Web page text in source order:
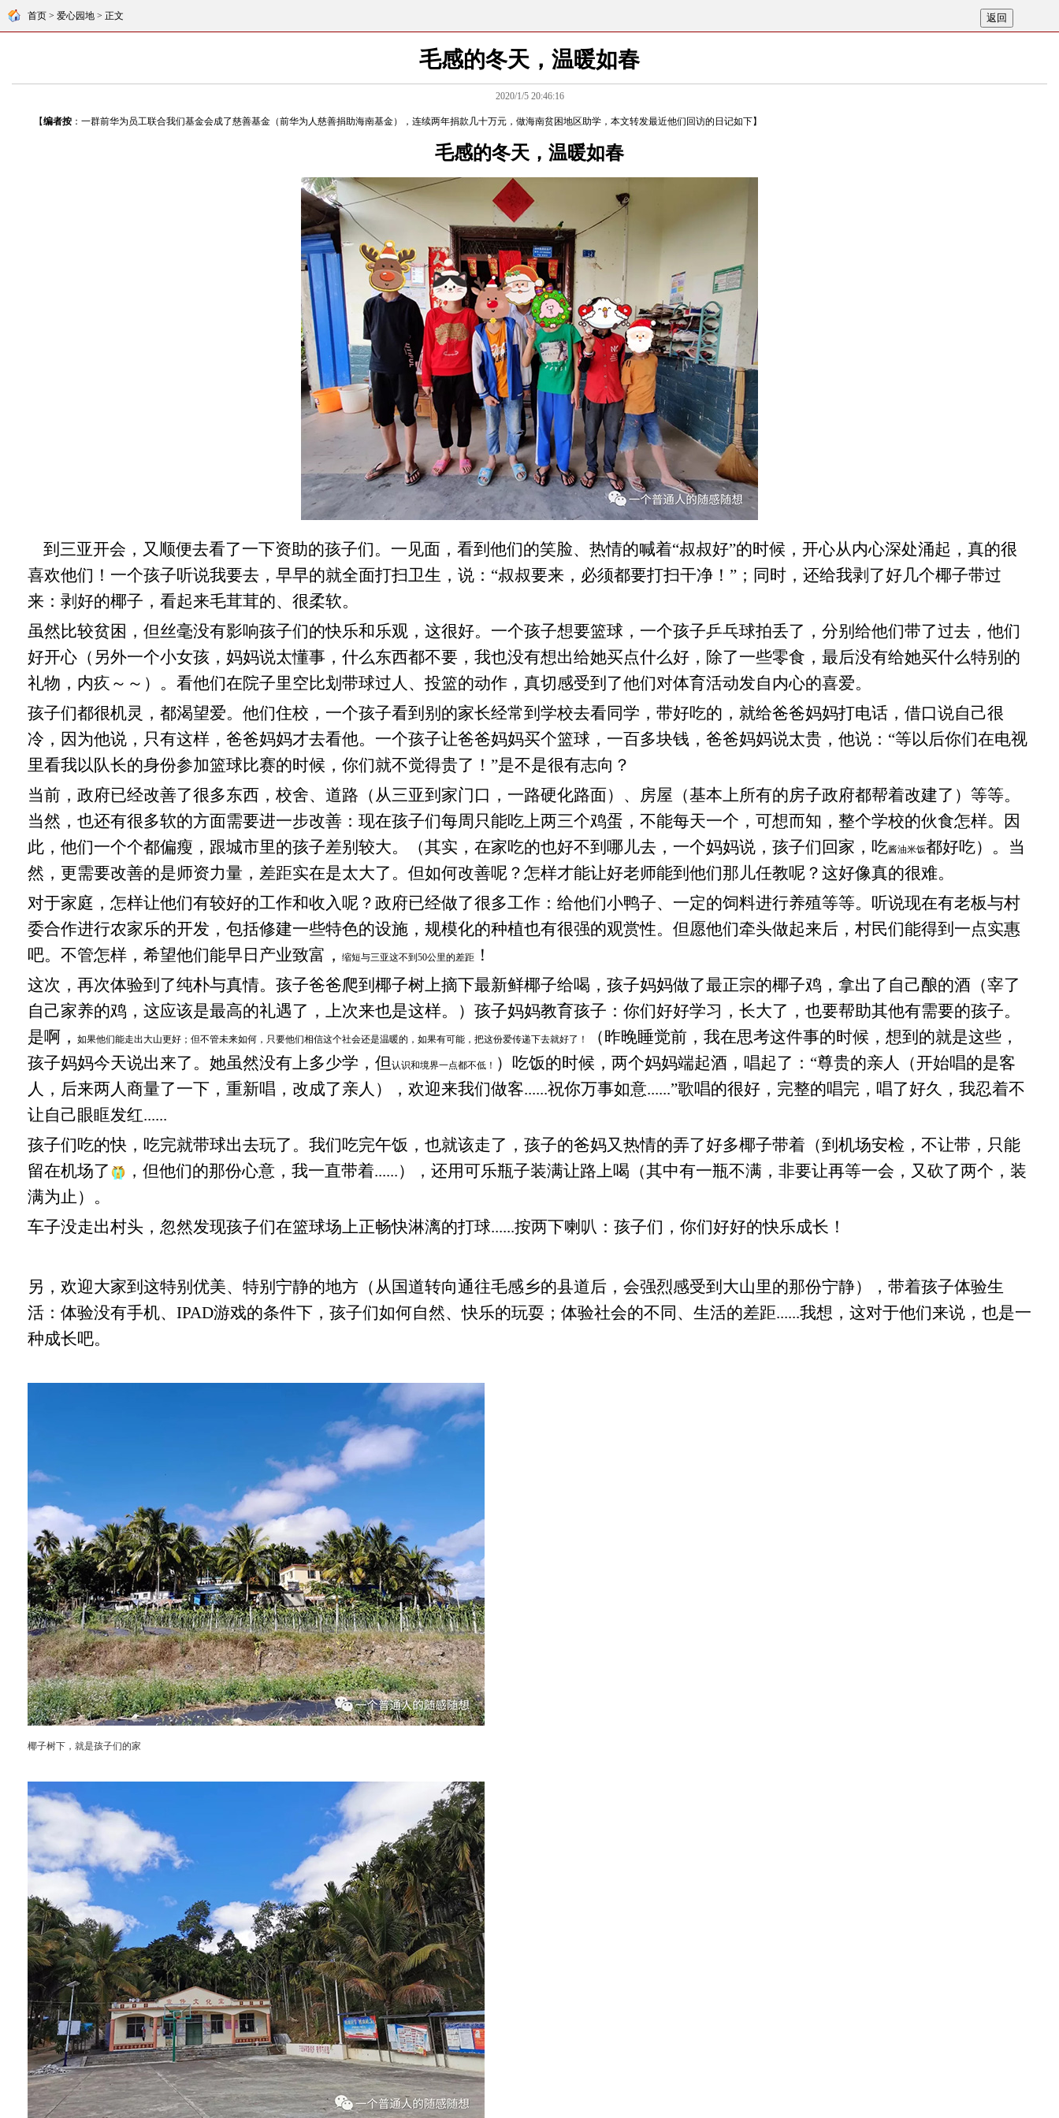
首页 > 爱心园地 > 正文
毛感的冬天，温暖如春
2020/1/5 20:46:16
【编者按 ：一群前华为员工联合我们基金会成了慈善基金（前华为人慈善捐助海南基金），连续两年捐款几十万元，做海南贫困地区助学，本文转发最近他们回访的日记如下】
毛感的冬天，温暖如春
到三亚开会，又顺便去看了一下资助的孩子们。一见面，看到他们的笑脸、热情的喊着“叔叔好”的时候，开心从内心深处涌起，真的很
喜欢他们！一个孩子听说我要去，早早的就全面打扫卫生，说：“叔叔要来，必须都要打扫干净！”；同时，还给我剥了好几个椰子带过
来：剥好的椰子，看起来毛茸茸的、很柔软。
虽然比较贫困，但丝毫没有影响孩子们的快乐和乐观，这很好。一个孩子想要篮球，一个孩子乒乓球拍丢了，分别给他们带了过去，他们
好开心（另外一个小女孩，妈妈说太懂事，什么东西都不要，我也没有想出给她买点什么好，除了一些零食，最后没有给她买什么特别的
礼物，内疚～～）。看他们在院子里空比划带球过人、投篮的动作，真切感受到了他们对体育活动发自内心的喜爱。
孩子们都很机灵，都渴望爱。他们住校，一个孩子看到别的家长经常到学校去看同学，带好吃的，就给爸爸妈妈打电话，借口说自己很
冷，因为他说，只有这样，爸爸妈妈才去看他。一个孩子让爸爸妈妈买个篮球，一百多块钱，爸爸妈妈说太贵，他说：“等以后你们在电视
里看我以队长的身份参加篮球比赛的时候，你们就不觉得贵了！”是不是很有志向？
当前，政府已经改善了很多东西，校舍、道路（从三亚到家门口，一路硬化路面）、房屋（基本上所有的房子政府都帮着改建了）等等。
当然，也还有很多软的方面需要进一步改善：现在孩子们每周只能吃上两三个鸡蛋，不能每天一个，可想而知，整个学校的伙食怎样。因
此，他们一个个都偏瘦，跟城市里的孩子差别较大。（其实，在家吃的也好不到哪儿去，一个妈妈说，孩子们回家，吃酱油米饭都好吃）。当
然，更需要改善的是师资力量，差距实在是太大了。但如何改善呢？怎样才能让好老师能到他们那儿任教呢？这好像真的很难。
对于家庭，怎样让他们有较好的工作和收入呢？政府已经做了很多工作：给他们小鸭子、一定的饲料进行养殖等等。听说现在有老板与村
委合作进行农家乐的开发，包括修建一些特色的设施，规模化的种植也有很强的观赏性。但愿他们牵头做起来后，村民们能得到一点实惠
吧。不管怎样，希望他们能早日产业致富，
缩短与三亚这不到50公里的差距
！
这次，再次体验到了纯朴与真情。孩子爸爸爬到椰子树上摘下最新鲜椰子给喝，孩子妈妈做了最正宗的椰子鸡，拿出了自己酿的酒（宰了
自己家养的鸡，这应该是最高的礼遇了，上次来也是这样。）孩子妈妈教育孩子：你们好好学习，长大了，也要帮助其他有需要的孩子。
是啊，
如果他们能走出大山更好；但不管未来如何，只要他们相信这个社会还是温暖的，如果有可能，把这份爱传递下去就好了！
（昨晚睡觉前，我在思考这件事的时候，想到的就是这些，
孩子妈妈今天说出来了。她虽然没有上多少学，但认识和境界一点都不低！ ）吃饭的时候，两个妈妈端起酒，唱起了：“尊贵的亲人（开始唱的是客
人，后来两人商量了一下，重新唱，改成了亲人），欢迎来我们做客......祝你万事如意......”歌唱的很好，完整的唱完，唱了好久，我忍着不
让自己眼眶发红......
孩子们吃的快，吃完就带球出去玩了。我们吃完午饭，也就该走了，孩子的爸妈又热情的弄了好多椰子带着（到机场安检，不让带，只能
留在机场了
，但他们的那份心意，我一直带着......），还用可乐瓶子装满让路上喝（其中有一瓶不满，非要让再等一会，又砍了两个，装
满为止）。
车子没走出村头，忽然发现孩子们在篮球场上正畅快淋漓的打球......按两下喇叭：孩子们，你们好好的快乐成长！
另，欢迎大家到这特别优美、特别宁静的地方（从国道转向通往毛感乡的县道后，会强烈感受到大山里的那份宁静），带着孩子体验生
活： 体验没有手机、IPAD游戏的条件下，孩子们如何自然、快乐的玩耍； 体验社会的不同、生活的差距......我想，这对于他们来说，也是一
种成长吧。
椰子树下，就是孩子们的家